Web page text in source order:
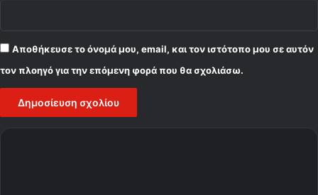
Αποθήκευσε το όνομά μου, email, και τον ιστότοπο μου σε αυτόν
τον πλοηγό για την επόμενη φορά που θα σχολιάσω.